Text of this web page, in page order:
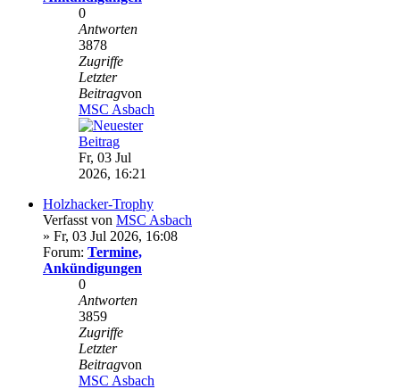
0
Antworten
3878
Zugriffe
Letzter
Beitragvon
MSC Asbach
Fr, 03 Jul
2026, 16:21
Holzhacker-Trophy
Verfasst von MSC Asbach
» Fr, 03 Jul 2026, 16:08
Forum: Termine,
Ankündigungen
0
Antworten
3859
Zugriffe
Letzter
Beitragvon
MSC Asbach